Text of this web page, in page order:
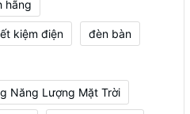
hãng
kiệm điện đèn bàn
Năng Lượng Mặt Trời